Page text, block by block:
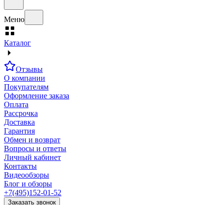
Меню
Каталог
Отзывы
О компании
Покупателям
Оформление заказа
Оплата
Рассрочка
Доставка
Гарантия
Обмен и возврат
Вопросы и ответы
Личный кабинет
Контакты
Видеообзоры
Блог и обзоры
+7(495)152-01-52
Заказать звонок